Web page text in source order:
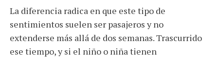
La diferencia radica en que este tipo de
sentimientos suelen ser pasajeros y no
extenderse más allá de dos semanas. Trascurrido
ese tiempo, y si el niño o niña tienen